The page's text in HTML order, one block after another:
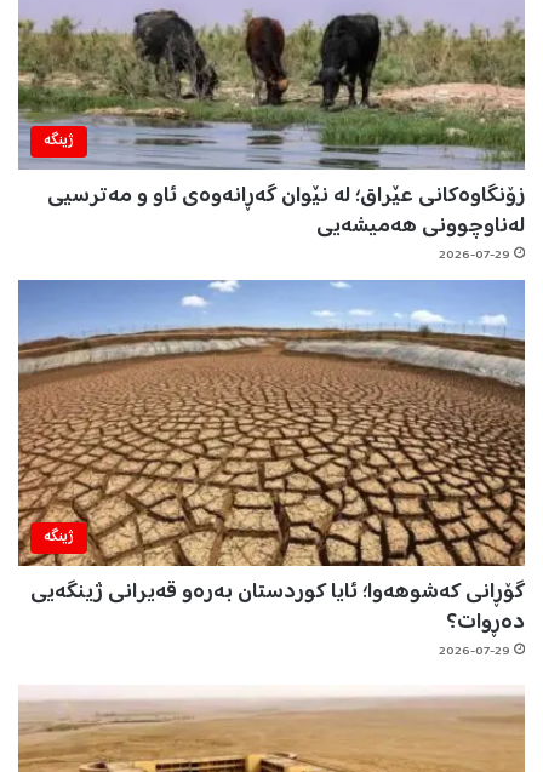
ژینگه‌
زۆنگاوەکانی عێراق؛ لە نێوان گەڕانەوەی ئاو و مەترسیی
لەناوچوونی هەمیشەیی
2026-07-29
ژینگه‌
گۆڕانی کەشوهەوا؛ ئایا کوردستان بەرەو قەیرانی ژینگەیی
دەڕوات؟
2026-07-29